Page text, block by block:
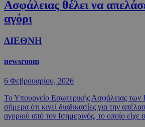
Ασφάλειας θέλει να
αγόρι
ΔΙΕΘΝΗ
newsroom
6 Φεβρουαρίου, 2026
Το Υπουργείο Εσωτερικής Ασφάλειας
σήμερα ότι κινεί διαδικασίες για την
αγοριού από τον Ισημερινός, το οποίο είχε